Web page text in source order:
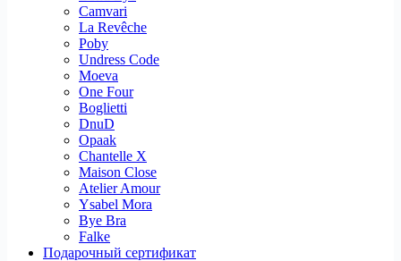
Camvari
La Revêche
Poby
Undress Code
Moeva
One Four
Boglietti
DnuD
Opaak
Chantelle X
Maison Close
Atelier Amour
Ysabel Mora
Bye Bra
Falke
Подарочный сертификат